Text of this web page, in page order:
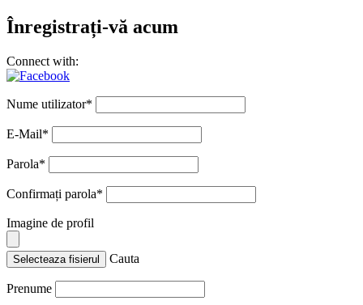
Înregistrați-vă acum
Connect with:
Nume utilizator*
E-Mail*
Parola*
Confirmați parola*
Imagine de profil
Selecteaza fisierul Cauta
Prenume